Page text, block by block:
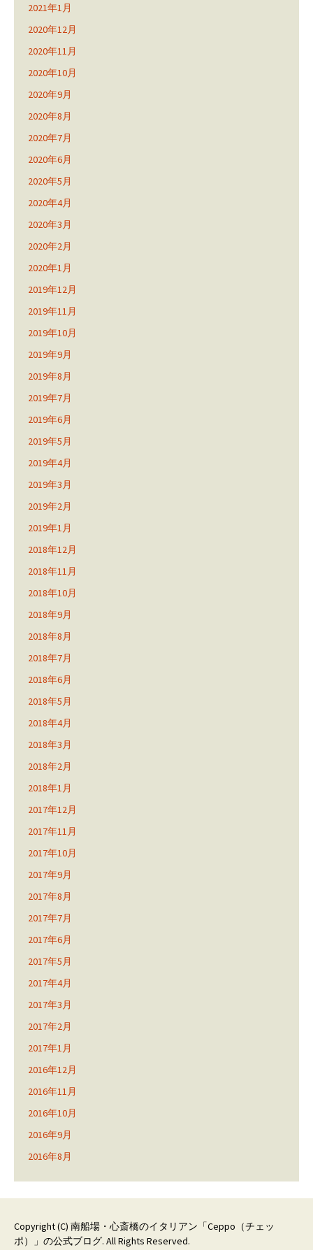
2021年1月
2020年12月
2020年11月
2020年10月
2020年9月
2020年8月
2020年7月
2020年6月
2020年5月
2020年4月
2020年3月
2020年2月
2020年1月
2019年12月
2019年11月
2019年10月
2019年9月
2019年8月
2019年7月
2019年6月
2019年5月
2019年4月
2019年3月
2019年2月
2019年1月
2018年12月
2018年11月
2018年10月
2018年9月
2018年8月
2018年7月
2018年6月
2018年5月
2018年4月
2018年3月
2018年2月
2018年1月
2017年12月
2017年11月
2017年10月
2017年9月
2017年8月
2017年7月
2017年6月
2017年5月
2017年4月
2017年3月
2017年2月
2017年1月
2016年12月
2016年11月
2016年10月
2016年9月
2016年8月
Copyright (C) 南船場・心斎橋のイタリアン「Ceppo（チェッ
ポ）」の公式ブログ. All Rights Reserved.